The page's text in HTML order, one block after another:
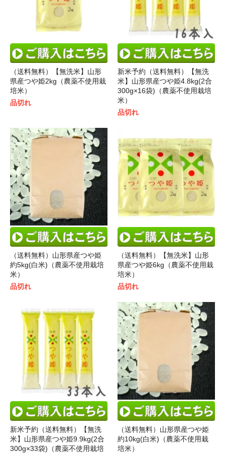
（送料無料）【無洗米】山形
県産つや姫2kg（農薬不使用栽
培米）
品切れ
新米予約（送料無料）【無洗
米】山形県産つや姫4.8kg(2合
300g×16袋)（農薬不使用栽培
米）
品切れ
（送料無料）山形県産つや姫
約5kg(白米)（農薬不使用栽培
米）
品切れ
（送料無料）【無洗米】山形
県産つや姫6kg（農薬不使用栽
培米）
品切れ
新米予約（送料無料）【無洗
米】山形県産つや姫9.9kg(2合
300g×33袋)（農薬不使用栽培
（送料無料）山形県産つや姫
約10kg(白米)（農薬不使用栽
培米）